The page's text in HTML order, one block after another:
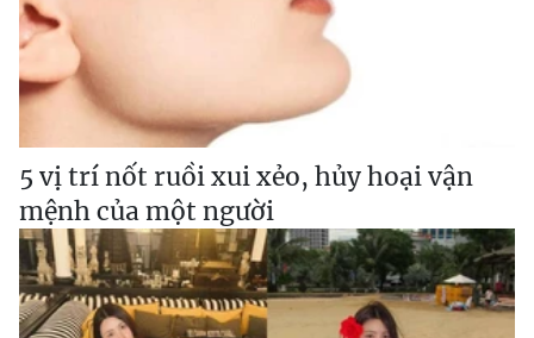
5 vị trí nốt ruồi xui xẻo, hủy hoại vận
mệnh của một người